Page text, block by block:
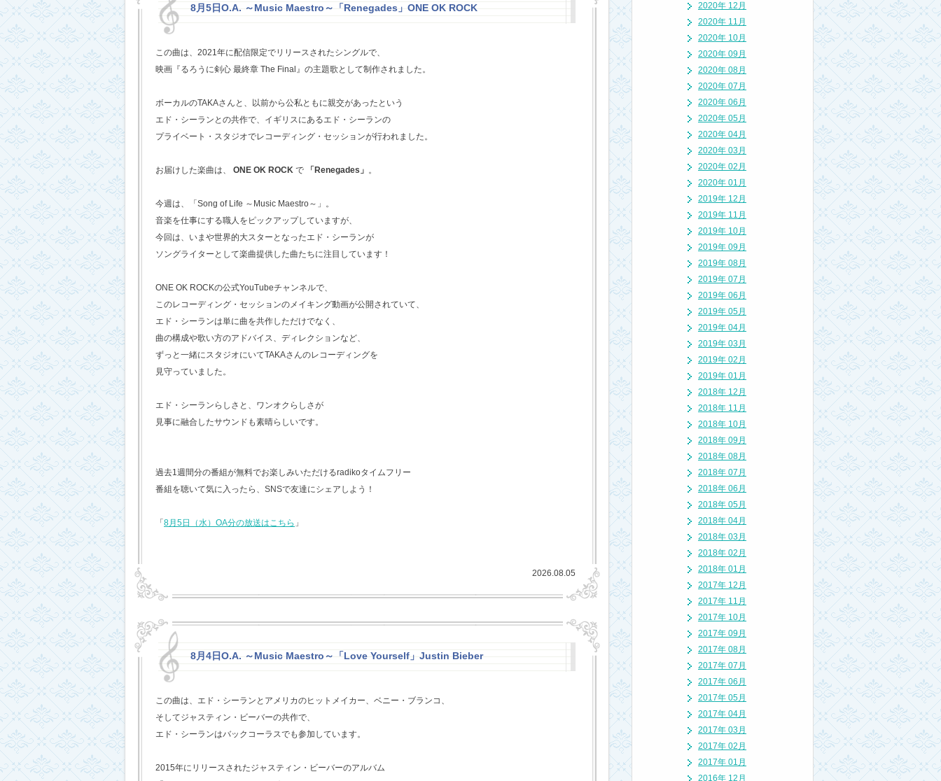
8月5日O.A. ～Music Maestro～「Renegades」ONE OK ROCK
この曲は、2021年に配信限定でリリースされたシングルで、
映画『るろうに剣心 最終章 The Final』の主題歌として制作されました。
ボーカルのTAKAさんと、以前から公私ともに親交があったという
エド・シーランとの共作で、イギリスにあるエド・シーランの
プライベート・スタジオでレコーディング・セッションが行われました。
お届けした楽曲は、 ONE OK ROCK で 「Renegades」 。
今週は、「Song of Life ～Music Maestro～」。
音楽を仕事にする職人をピックアップしていますが、
今回は、いまや世界的大スターとなったエド・シーランが
ソングライターとして楽曲提供した曲たちに注目しています！
ONE OK ROCKの公式YouTubeチャンネルで、
このレコーディング・セッションのメイキング動画が公開されていて、
エド・シーランは単に曲を共作しただけでなく、
曲の構成や歌い方のアドバイス、ディレクションなど、
ずっと一緒にスタジオにいてTAKAさんのレコーディングを
見守っていました。
エド・シーランらしさと、ワンオクらしさが
見事に融合したサウンドも素晴らしいです。
過去1週間分の番組が無料でお楽しみいただけるradikoタイムフリー
番組を聴いて気に入ったら、SNSで友達にシェアしよう！
「 8月5日（水）OA分の放送はこちら 」
2026.08.05
8月4日O.A. ～Music Maestro～「Love Yourself」Justin Bieber
この曲は、エド・シーランとアメリカのヒットメイカー、ベニー・ブランコ、
そしてジャスティン・ビーバーの共作で、
エド・シーランはバックコーラスでも参加しています。
2015年にリリースされたジャスティン・ビーバーのアルバム
2020年 12月
2020年 11月
2020年 10月
2020年 09月
2020年 08月
2020年 07月
2020年 06月
2020年 05月
2020年 04月
2020年 03月
2020年 02月
2020年 01月
2019年 12月
2019年 11月
2019年 10月
2019年 09月
2019年 08月
2019年 07月
2019年 06月
2019年 05月
2019年 04月
2019年 03月
2019年 02月
2019年 01月
2018年 12月
2018年 11月
2018年 10月
2018年 09月
2018年 08月
2018年 07月
2018年 06月
2018年 05月
2018年 04月
2018年 03月
2018年 02月
2018年 01月
2017年 12月
2017年 11月
2017年 10月
2017年 09月
2017年 08月
2017年 07月
2017年 06月
2017年 05月
2017年 04月
2017年 03月
2017年 02月
2017年 01月
2016年 12月